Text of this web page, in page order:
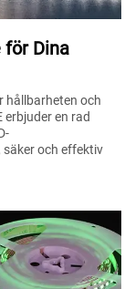
för Dina
hållbarheten och
erbjuder en rad
säker och effektiv